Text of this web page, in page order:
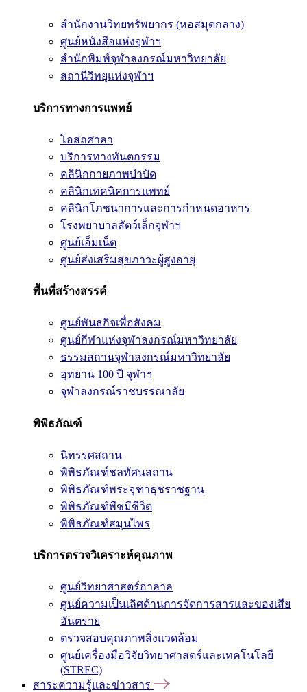
สำนักงานวิทยทรัพยากร (หอสมุดกลาง)
ศูนย์หนังสือแห่งจุฬาฯ
สำนักพิมพ์จุฬาลงกรณ์มหาวิทยาลัย
สถานีวิทยุแห่งจุฬาฯ
บริการทางการแพทย์
โอสถศาลา
บริการทางทันตกรรม
คลินิกกายภาพบำบัด
คลินิกเทคนิคการแพทย์
คลินิกโภชนาการและการกำหนดอาหาร
โรงพยาบาลสัตว์เล็กจุฬาฯ
ศูนย์เอ็มเน็ต
ศูนย์ส่งเสริมสุขภาวะผู้สูงอายุ
พื้นที่สร้างสรรค์
ศูนย์พันธกิจเพื่อสังคม
ศูนย์กีฬาแห่งจุฬาลงกรณ์มหาวิทยาลัย
ธรรมสถานจุฬาลงกรณ์มหาวิทยาลัย
อุทยาน 100 ปี จุฬาฯ
จุฬาลงกรณ์ราชบรรณาลัย
พิพิธภัณฑ์
นิทรรศสถาน
พิพิธภัณฑ์ชลทัศนสถาน
พิพิธภัณฑ์พระจุฑาธุชราชฐาน
พิพิธภัณฑ์พืชมีชีวิต
พิพิธภัณฑ์สมุนไพร
บริการตรวจวิเคราะห์คุณภาพ
ศูนย์วิทยาศาสตร์ฮาลาล
ศูนย์ความเป็นเลิศด้านการจัดการสารและของเสีย
อันตราย
ตรวจสอบคุณภาพสิ่งแวดล้อม
ศูนย์เครื่องมือวิจัยวิทยาศาสตร์และเทคโนโลยี
(STREC)
สาระความรู้และข่าวสาร